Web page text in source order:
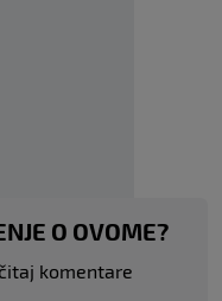
O OVOME?
komentare